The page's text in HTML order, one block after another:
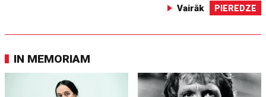
Vairāk PIEREDZE
IN MEMORIAM